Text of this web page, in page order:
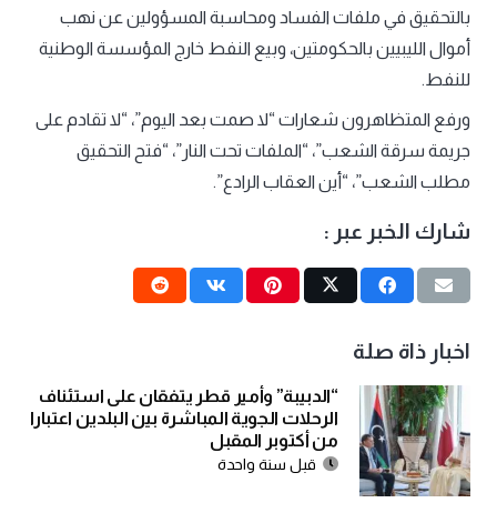
بالتحقيق في ملفات الفساد ومحاسبة المسؤولين عن نهب
أموال الليبيين بالحكومتين، وبيع النفط خارج المؤسسة الوطنية
للنفط.
ورفع المتظاهرون شعارات “لا صمت بعد اليوم”، “لا تقادم على
جريمة سرقة الشعب”، “الملفات تحت النار”، “فتح التحقيق
مطلب الشعب”، “أين العقاب الرادع”.
شارك الخبر عبر :
اخبار ذاة صلة
“الدبيبة” وأمير قطر يتفقان على استئناف
الرحلات الجوية المباشرة بين البلدين اعتبارا
من أكتوبر المقبل
قبل سنة واحدة